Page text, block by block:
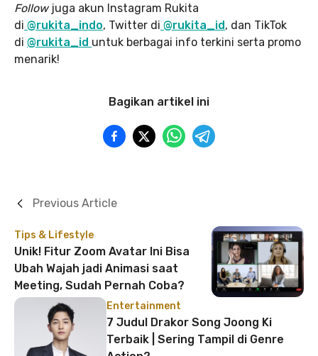
Follow juga akun Instagram Rukita
di @rukita_indo, Twitter di @rukita_id, dan TikTok
di @rukita_id untuk berbagai info terkini serta promo
menarik!
Bagikan artikel ini
Tips & Lifestyle
Unik! Fitur Zoom Avatar Ini Bisa
Ubah Wajah jadi Animasi saat
Meeting, Sudah Pernah Coba?
Previous Article
Entertainment
7 Judul Drakor Song Joong Ki
Terbaik | Sering Tampil di Genre